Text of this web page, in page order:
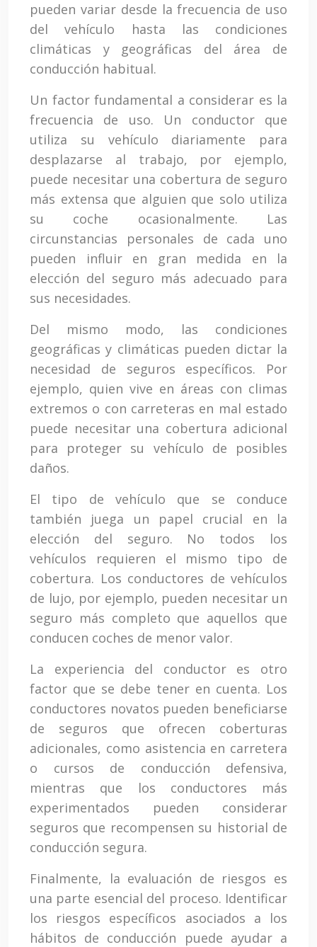
pueden variar desde la frecuencia de uso
del vehículo hasta las condiciones
climáticas y geográficas del área de
conducción habitual.
Un factor fundamental a considerar es la
frecuencia de uso. Un conductor que
utiliza su vehículo diariamente para
desplazarse al trabajo, por ejemplo,
puede necesitar una cobertura de seguro
más extensa que alguien que solo utiliza
su coche ocasionalmente. Las
circunstancias personales de cada uno
pueden influir en gran medida en la
elección del seguro más adecuado para
sus necesidades.
Del mismo modo, las condiciones
geográficas y climáticas pueden dictar la
necesidad de seguros específicos. Por
ejemplo, quien vive en áreas con climas
extremos o con carreteras en mal estado
puede necesitar una cobertura adicional
para proteger su vehículo de posibles
daños.
El tipo de vehículo que se conduce
también juega un papel crucial en la
elección del seguro. No todos los
vehículos requieren el mismo tipo de
cobertura. Los conductores de vehículos
de lujo, por ejemplo, pueden necesitar un
seguro más completo que aquellos que
conducen coches de menor valor.
La experiencia del conductor es otro
factor que se debe tener en cuenta. Los
conductores novatos pueden beneficiarse
de seguros que ofrecen coberturas
adicionales, como asistencia en carretera
o cursos de conducción defensiva,
mientras que los conductores más
experimentados pueden considerar
seguros que recompensen su historial de
conducción segura.
Finalmente, la evaluación de riesgos es
una parte esencial del proceso. Identificar
los riesgos específicos asociados a los
hábitos de conducción puede ayudar a